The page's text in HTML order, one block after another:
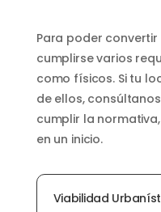
Para poder
cumplirse varios
como físicos. Si tu
de ellos,
cumplir la
en un inicio.
Viabilidad